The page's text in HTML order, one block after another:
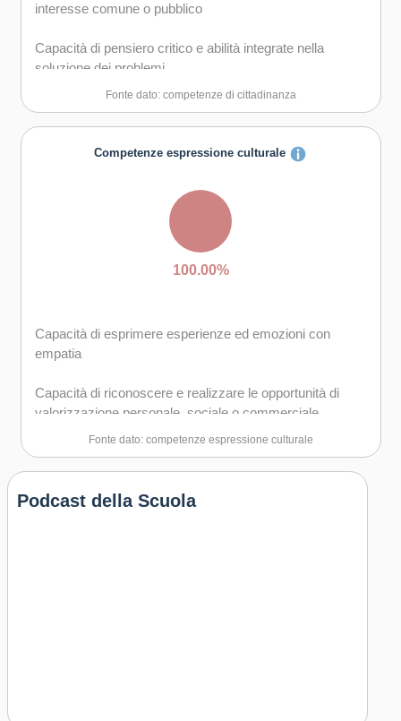
interesse comune o pubblico
Capacità di pensiero critico e abilità integrate nella
soluzione dei problemi
Fonte dato: competenze di cittadinanza
Competenze espressione culturale
100.00%
Capacità di esprimere esperienze ed emozioni con
empatia
Capacità di riconoscere e realizzare le opportunità di
valorizzazione personale, sociale o commerciale
mediante le arti e le altre forme culturali
Capacità di impegnarsi in processi creativi sia
individualmente che collettivamente
Fonte dato: competenze espressione culturale
Podcast della Scuola